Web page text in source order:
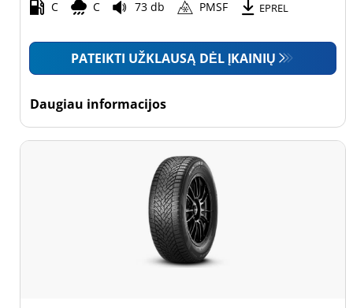
(0)
Motociklas (0)
Padanga sustiprintomis
sienelėmis
sustiprintomis
nesustiprintomis
C C 73 db PMSF EPREL
PATEIKTI UŽKLAUSĄ DĖL ĮKAINIŲ
Daugiau informacijos